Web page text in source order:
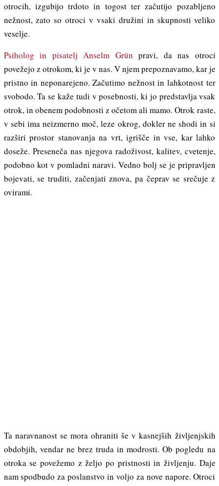
otrocih, izgubijo trdoto in togost ter začutijo pozabljeno
nežnost, zato so otroci v vsaki družini in skupnosti veliko
veselje.
Psiholog in pisatelj Anselm Grün pravi, da nas otroci
povežejo z otrokom, ki je v nas. V njem prepoznavamo, kar je
pristno in neponarejeno. Začutimo nežnost in lahkotnost ter
svobodo. Ta se kaže tudi v posebnosti, ki jo predstavlja vsak
otrok, in obenem podobnosti z očetom ali mamo. Otrok raste,
v sebi ima neizmerno moč, leze okrog, dokler ne shodi in si
razširi prostor stanovanja na vrt, igrišče in vse, kar lahko
doseže. Preseneča nas njegova radoživost, kalitev, cvetenje,
podobno kot v pomladni naravi. Vedno bolj se je pripravljen
bojevati, se truditi, začenjati znova, pa čeprav se srečuje z
ovirami.
Ta naravnanost se mora ohraniti še v kasnejših življenjskih
obdobjih, vendar ne brez truda in modrosti. Ob pogledu na
otroka se povežemo z željo po pristnosti in življenju. Daje
nam spodbudo za poslanstvo in voljo za nove napore. Otroci